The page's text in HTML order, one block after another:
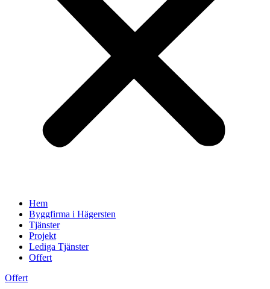
Hem
Byggfirma i Hägersten
Tjänster
Projekt
Lediga Tjänster
Offert
Offert